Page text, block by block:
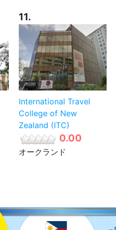
11.
International Travel
College of New
Zealand (ITC)
0.00
オークランド